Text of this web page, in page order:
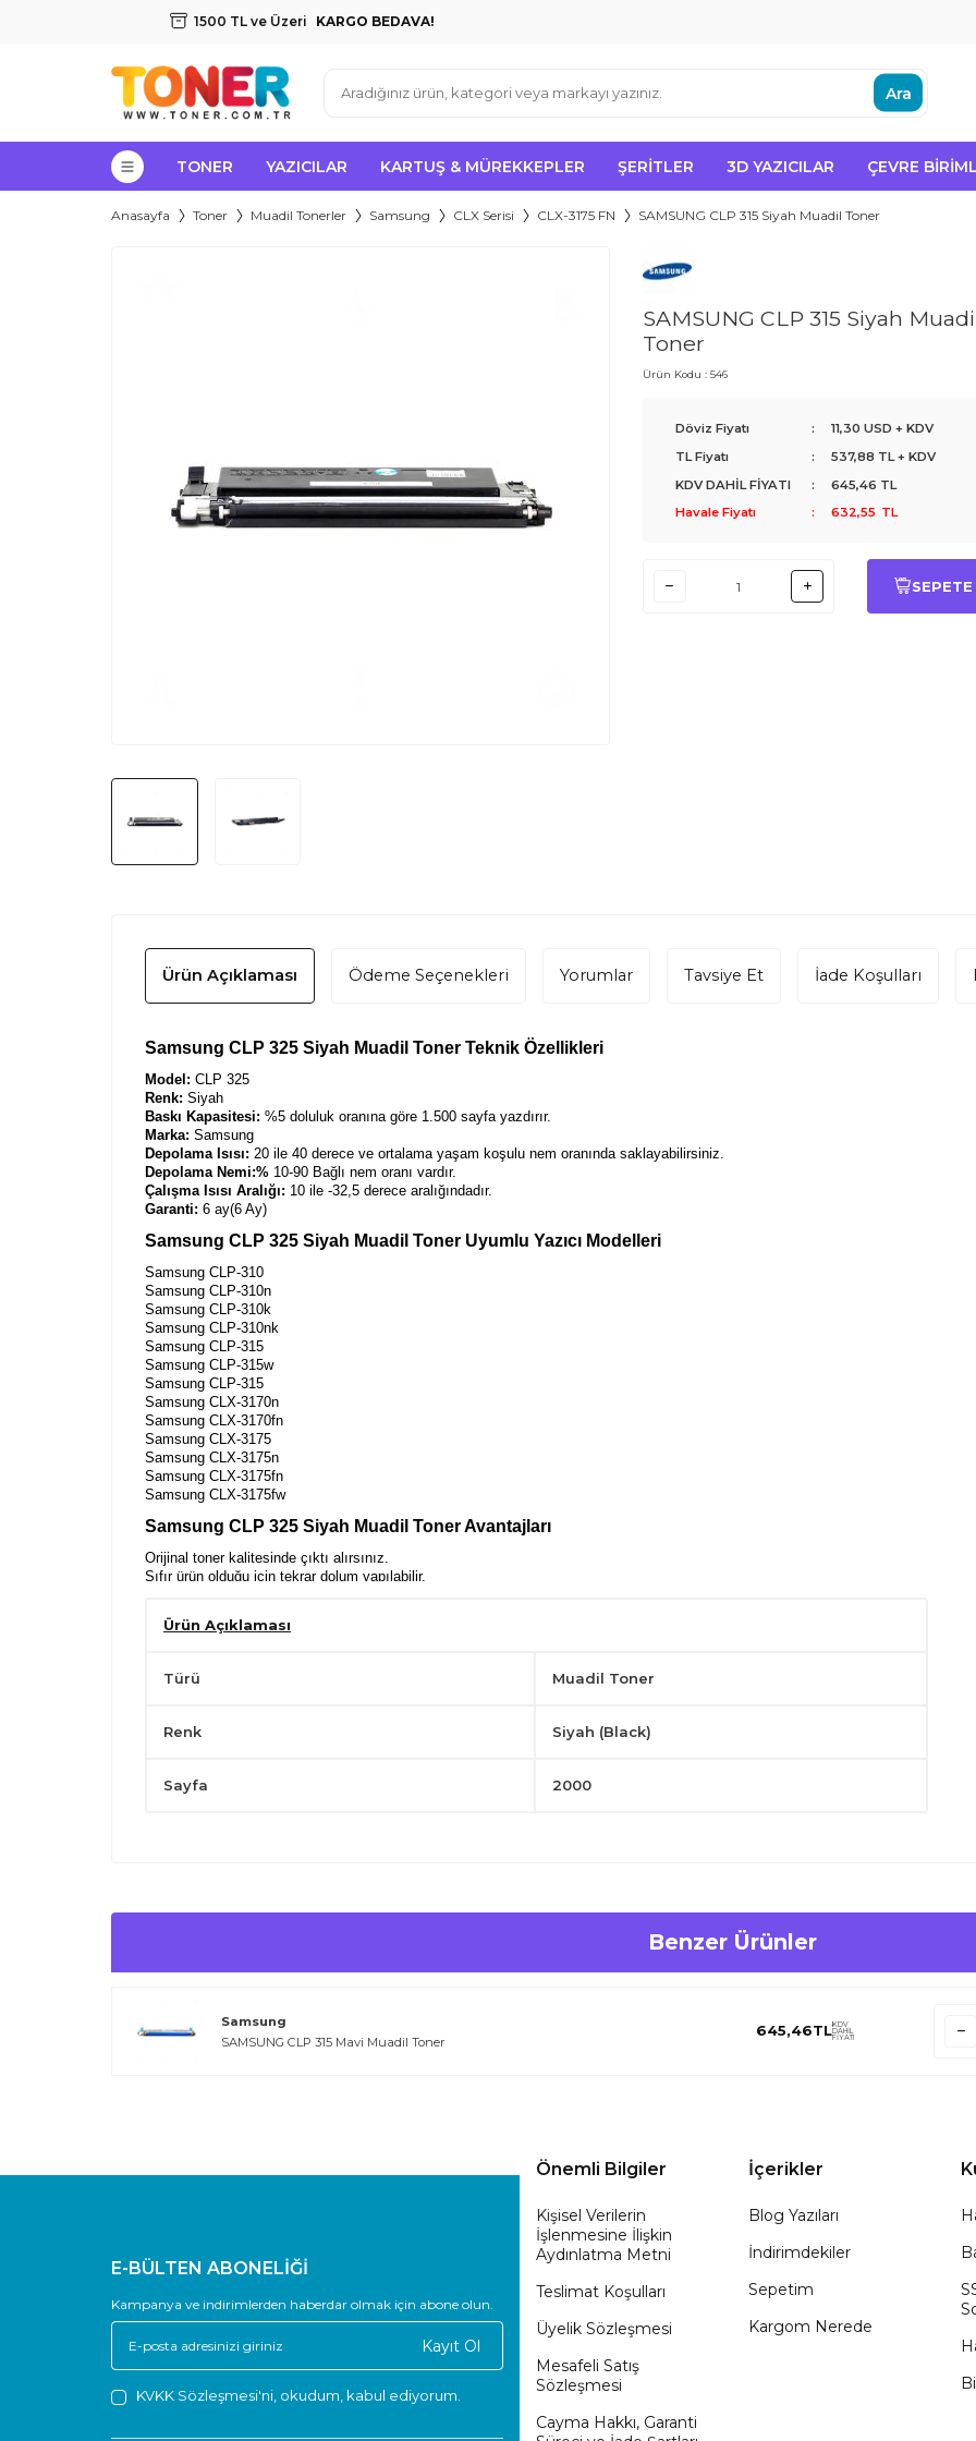
1500 TL ve Üzeri KARGO BEDAVA!
Ara
TONER YAZICILAR KARTUŞ & MÜREKKEPLER ŞERITLER 3D YAZICILAR ÇEVRE
Anasayfa Toner Muadil Tonerler Samsung CLX Serisi CLX-3175 FN SAMSUNG CLP 315 Siyah Muadil Toner
SAMSUNG CLP 315 Siyah
Toner
Ürün Kodu : 546
Döviz Fiyatı :
11,30 USD + KDV
TL Fiyatı
: 537,88 TL + KDV
KDV DAHİL FİYATI
: 645,46 TL
Havale Fiyatı
: 632,55 TL
SEPETE
Ürün Açıklaması Ödeme Seçenekleri Yorumlar Tavsiye Et İade Koşulları
Samsung CLP 325 Siyah Muadil Toner Teknik Özellikleri
Model: CLP 325
Renk: Siyah
Baskı Kapasitesi: %5 doluluk oranına göre 1.500 sayfa yazdırır.
Marka: Samsung
Depolama Isısı: 20 ile 40 derece ve ortalama yaşam koşulu nem oranında saklayabilirsiniz.
Depolama Nemi:% 10-90 Bağlı nem oranı vardır.
Çalışma Isısı Aralığı: 10 ile -32,5 derece aralığındadır.
Garanti: 6 ay(6 Ay)
Samsung CLP 325 Siyah Muadil Toner Uyumlu Yazıcı Modelleri
Samsung CLP-310
Samsung CLP-310n
Samsung CLP-310k
Samsung CLP-310nk
Samsung CLP-315
Samsung CLP-315w
Samsung CLP-315
Samsung CLX-3170n
Samsung CLX-3170fn
Samsung CLX-3175
Samsung CLX-3175n
Samsung CLX-3175fn
Samsung CLX-3175fw
Samsung CLP 325 Siyah Muadil Toner Avantajları
Orijinal toner kalitesinde çıktı alırsınız.
Sıfır ürün olduğu için tekrar dolum yapılabilir.
Silindirlerin yüzeyine dokunmayın.
Yatay konumda tutarak,kullanımdan önce hafifçe çalkalayın.
Ürün Açıklaması
Türü Muadil Toner
Renk Siyah (Black)
Sayfa 2000
Benzer Ürünler
Samsung
SAMSUNG CLP 315 Mavi Muadil Toner
645,46TLKDV
DAHİL
FİYATI
E-BÜLTEN ABONELİĞİ
Kampanya ve indirimlerden haberdar olmak için abone olun.
Kayıt Ol
KVKK Sözleşmesi'ni , okudum, kabul ediyorum.
Önemli Bilgiler
Kişisel Verilerin
İşlenmesine İlişkin
Aydınlatma Metni
Teslimat Koşulları
Üyelik Sözleşmesi
Mesafeli Satış
Sözleşmesi
Cayma Hakkı, Garanti
İçerikler
Blog Yazıları
İndirimdekiler
Sepetim
Kargom Nerede